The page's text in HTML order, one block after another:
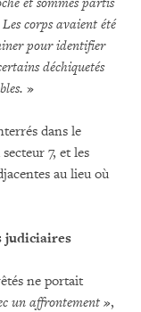
corps avaient été
pour identifier
déchiquetés
»
dans le
7, et les
au lieu où
judiciaires
ne portait
un affrontement »,